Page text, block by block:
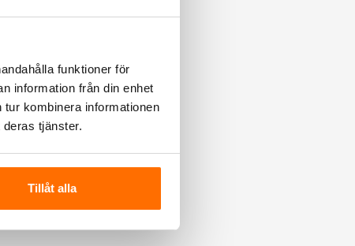
funktioner för
information från din enhet
kombinera informationen
tjänster.
Tillåt alla